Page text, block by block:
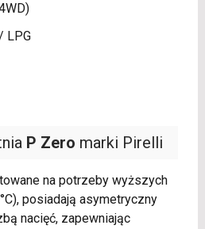
P Zero marki Pirelli
na potrzeby wyższych
posiadają asymetryczny
nacięć, zapewniając
LPG